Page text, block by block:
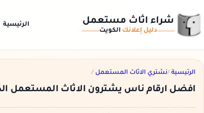
شراء اثاث مستعمل
دليل إعلانك الكويت
الرئيسية
الرئيسية /نشتري الاثاث المستعمل /
افضل ارقام ناس يشترون الاثاث المستعمل